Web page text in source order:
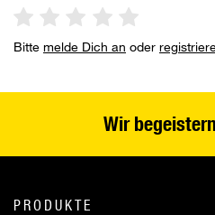
Bitte melde Dich an oder
Wir
PRODUKTE